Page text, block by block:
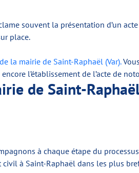
souvent la présentation d’un
place.
la mairie de Saint-Raphaël (Var).
l’établissement de l’acte de
de Saint-
à chaque étape du
civil à Saint-Raphaël dans les plus